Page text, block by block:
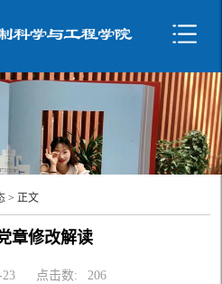
> 正文
章修改解读
23 点击数: 206